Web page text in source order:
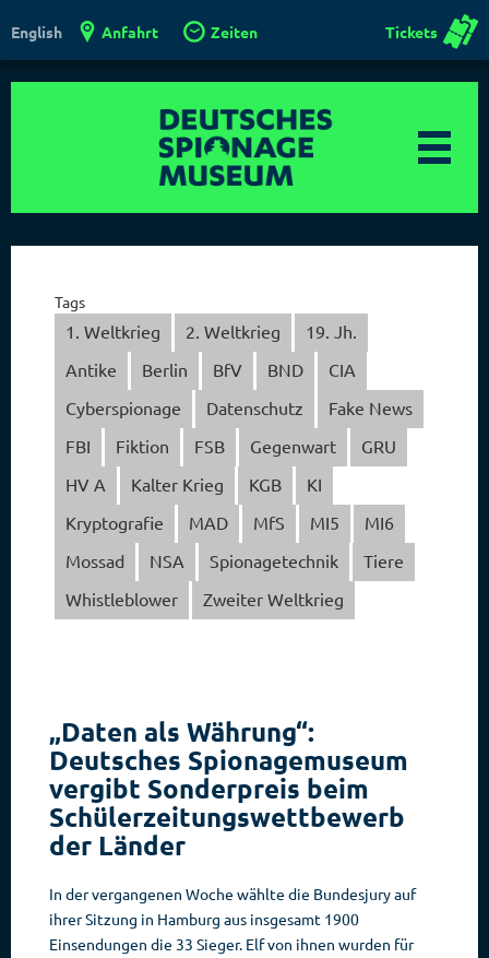
English Anfahrt Zeiten Tickets
Tags
1. Weltkrieg 2. Weltkrieg
19. Jh.
Antike
Berlin BfV BND
CIA
Cyberspionage
Datenschutz
Fake News
FBI
Fiktion FSB Gegenwart
GRU
HV A
Kalter Krieg KGB
KI
Kryptografie
MAD MfS MI5
MI6
Mossad
NSA Spionagetechnik
Tiere
Whistleblower
Zweiter Weltkrieg
„Daten als Währung“:
Deutsches Spionagemuseum
vergibt Sonderpreis beim
Schülerzeitungswettbewerb
der Länder
In der vergangenen Woche wählte die Bundesjury auf
ihrer Sitzung in Hamburg aus insgesamt 1900
Einsendungen die 33 Sieger. Elf von ihnen wurden für